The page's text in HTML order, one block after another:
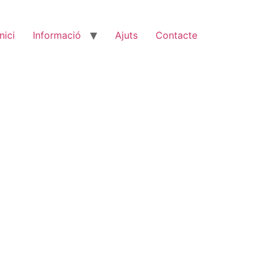
Informació Ajuts Contacte